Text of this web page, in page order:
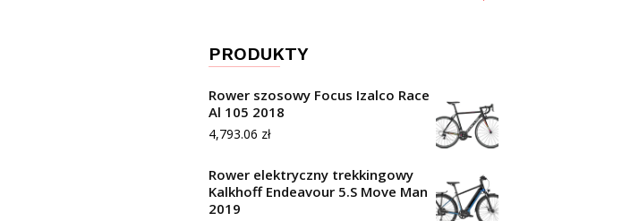
PRODUKTY
Rower szosowy Focus Izalco Race
Al 105 2018
4,793.06 zł
Rower elektryczny trekkingowy
Kalkhoff Endeavour 5.S Move Man
2019